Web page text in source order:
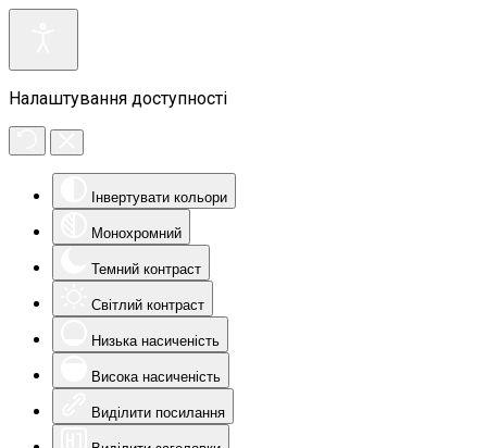
Налаштування доступності
Інвертувати кольори
Монохромний
Темний контраст
Світлий контраст
Низька насиченість
Висока насиченість
Виділити посилання